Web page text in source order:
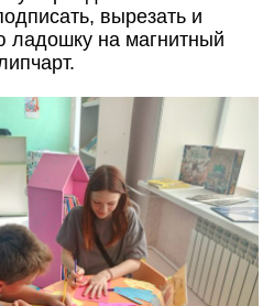
вырезать и
ладошку на магнитный